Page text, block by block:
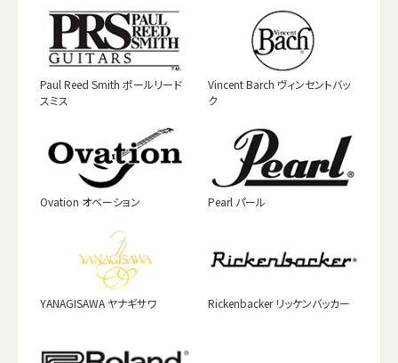
Paul Reed Smith ポールリード
スミス
Vincent Barch ヴィンセントバッ
ク
Ovation オベーション Pearl パール
YANAGISAWA ヤナギサワ Rickenbacker リッケンバッカー